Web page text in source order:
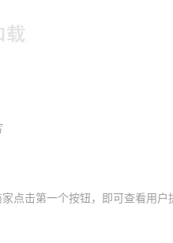
家点击第一个按钮，即可查看用户